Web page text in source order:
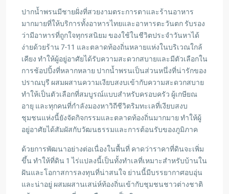
ปากน้ำพรนมีชายฝั่งที่สวยงามตระการตาและร้านอาหาร
มากมายที่ให้บริการทั้งอาหารไทยและอาหารตะวันตก รับรอง
ว่ามีอาหารที่ถูกใจทุกรสนิยม ของใช้ในชีวิตประจำวันหาได้
ง่ายด้วยร้าน 7-11 และตลาดท้องถิ่นหลายแห่งในบริเวณใกล้
เคียง ทำให้ผู้อยู่อาศัยได้รับความสะดวกสบายและมีตัวเลือกใน
การช้อปปิ้งที่หลากหลาย ปากน้ำพรนเป็นส่วนหนึ่งที่น่ารักของ
ปราณบุรี ผสมผสานความเงียบสงบเข้ากับความสะดวกสบาย
ทำให้เป็นตัวเลือกที่สมบูรณ์แบบสำหรับครอบครัว ผู้เกษียณ
อายุ และทุกคนที่กำลังมองหาวิถีชีวิตริมทะเลที่เงียบสงบ
ชุมชนแห่งนี้ยังจัดกิจกรรมและตลาดท้องถิ่นมากมาย ทำให้ผู้
อยู่อาศัยได้สัมผัสกับวัฒนธรรมและการต้อนรับของภูมิภาค
ด้วยการพัฒนาอย่างต่อเนื่องในพื้นที่ คาดว่าราคาที่ดินจะเพิ่ม
ขึ้น ทำให้ที่ดิน 1 ไร่แปลงนี้เป็นทั้งทำเลที่เหมาะสำหรับบ้านใน
ฝันและโอกาสการลงทุนที่น่าสนใจ ย่านนี้มีบรรยากาศอบอุ่น
และน่าอยู่ ผสมผสานเสน่ห์ท้องถิ่นเข้ากับชุมชนชาวต่างชาติ